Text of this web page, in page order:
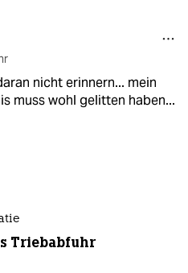
nicht erinnern... mein
muss wohl gelitten haben...
Triebabfuhr